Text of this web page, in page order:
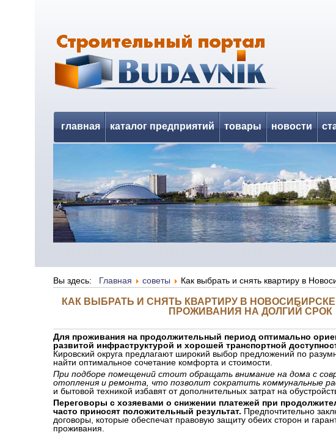
главная каталог предприятий товары новости
Вы здесь: Главная советы Как выбрать и снять квартиру в
КАК ВЫБРАТЬ И СНЯТЬ КВАРТИРУ В
ПРОЖИВАНИЯ НА ДОЛГИЙ СРОК
Для проживания на продолжительный период оптимально
развитой инфраструктурой и хорошей транспортной
Кировский округа предлагают широкий выбор предложений по
найти оптимальное сочетание комфорта и стоимости.
При подборе помещений стоит обращать внимание на дома с
отопления и ремонта, что позволит сократить коммунальные
и бытовой техникой избавят от дополнительных затрат на
Переговоры с хозяевами о снижении платежей при
часто приносят положительный результат. Предпочтительно
договоры, которые обеспечат правовую защиту обеих сторон и
проживания.